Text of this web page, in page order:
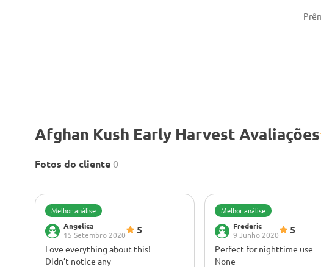
Afghan Kush Early Harvest Avaliações
Fotos do cliente 0
Melhor análise
Angelica
15 Setembro 2020
5
Love everything about this!
Didn’t notice any
Melhor análise
Frederic
9 Junho 2020
5
Perfect for nighttime use
None